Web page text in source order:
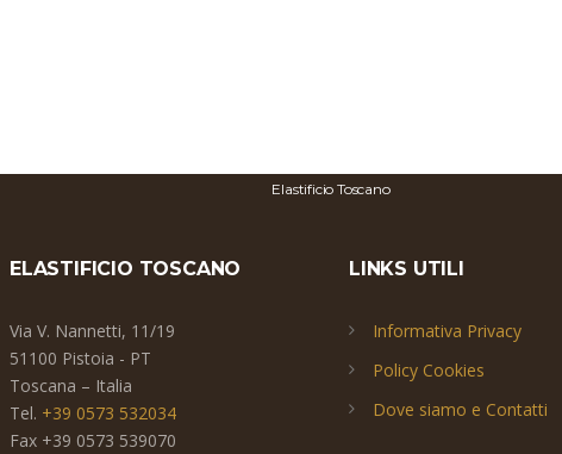
Elastificio Toscano
ELASTIFICIO TOSCANO
Via V. Nannetti, 11/19
51100 Pistoia - PT
Toscana – Italia
Tel. +39 0573 532034
Fax +39 0573 539070
LINKS UTILI
Informativa Privacy
Policy Cookies
Dove siamo e Contatti